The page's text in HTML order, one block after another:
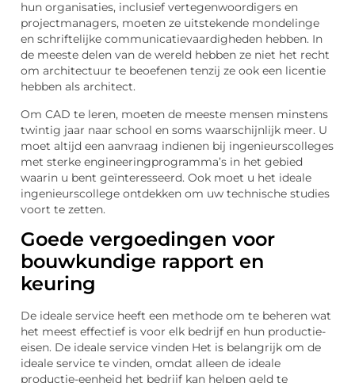
hun organisaties, inclusief vertegenwoordigers en
projectmanagers, moeten ze uitstekende mondelinge
en schriftelijke communicatievaardigheden hebben. In
de meeste delen van de wereld hebben ze niet het recht
om architectuur te beoefenen tenzij ze ook een licentie
hebben als architect.
Om CAD te leren, moeten de meeste mensen minstens
twintig jaar naar school en soms waarschijnlijk meer. U
moet altijd een aanvraag indienen bij ingenieurscolleges
met sterke engineeringprogramma’s in het gebied
waarin u bent geïnteresseerd. Ook moet u het ideale
ingenieurscollege ontdekken om uw technische studies
voort te zetten.
Goede vergoedingen voor
bouwkundige rapport en
keuring
De ideale service heeft een methode om te beheren wat
het meest effectief is voor elk bedrijf en hun productie-
eisen. De ideale service vinden Het is belangrijk om de
ideale service te vinden, omdat alleen de ideale
productie-eenheid het bedrijf kan helpen geld te